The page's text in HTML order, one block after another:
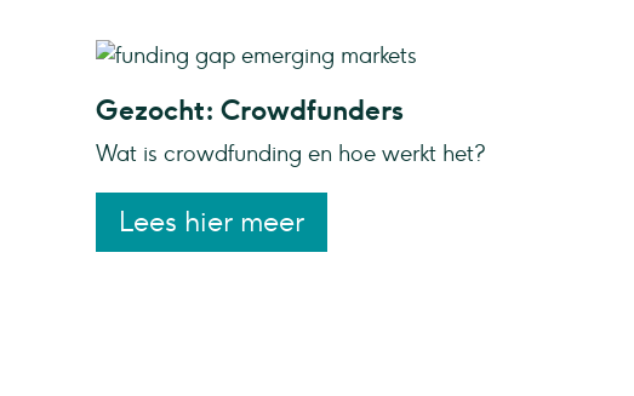
Gezocht: Crowdfunders
Wat is crowdfunding en hoe werkt het?
Lees hier meer